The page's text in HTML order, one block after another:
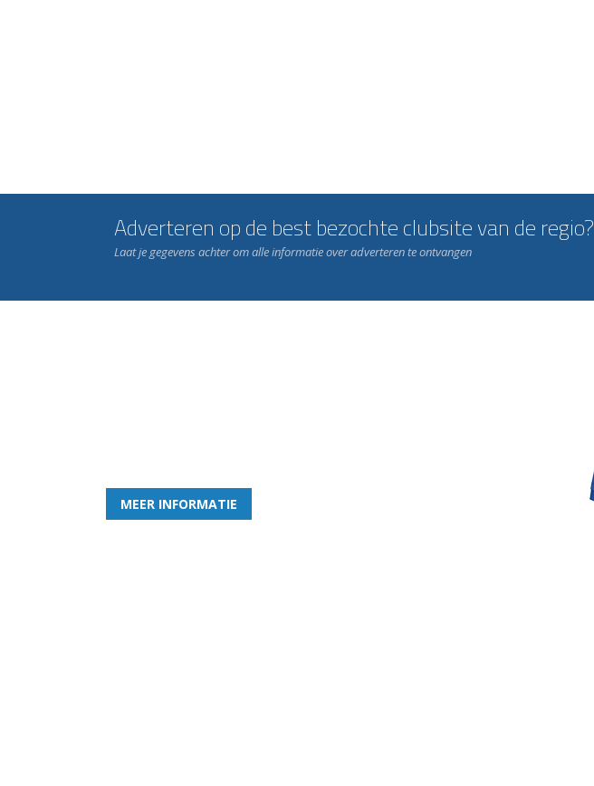
Adverteren op de best bezochte clubsite van de regio?
Laat je gegevens achter om alle informatie over adverteren te ontvangen
MEER INFORMATIE